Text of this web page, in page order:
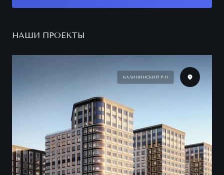
НАШИ ПРОЕКТЫ
КАЛИНИНСКИЙ Р-Н